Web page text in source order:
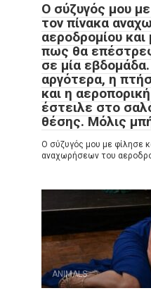
Ο σύζυγός μου
τον πίνακα
αεροδρομίου
πως θα
σε μία
αργότερα, η
και η
έστειλε στο
θέσης. Μόλις
Ο σύζυγός μου με φίλησε
αναχωρήσεων του
ANIMALS